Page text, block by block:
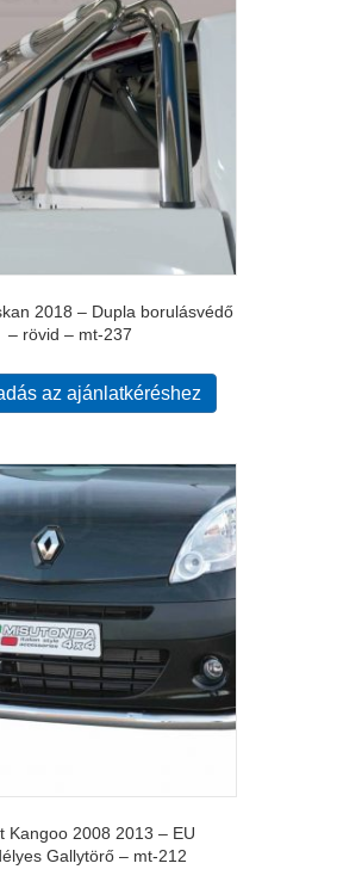
2018 – Dupla borulásvédő
– rövid – mt-237
az ajánlatkéréshez
Kangoo 2008 2013 – EU
Gallytörő – mt-212